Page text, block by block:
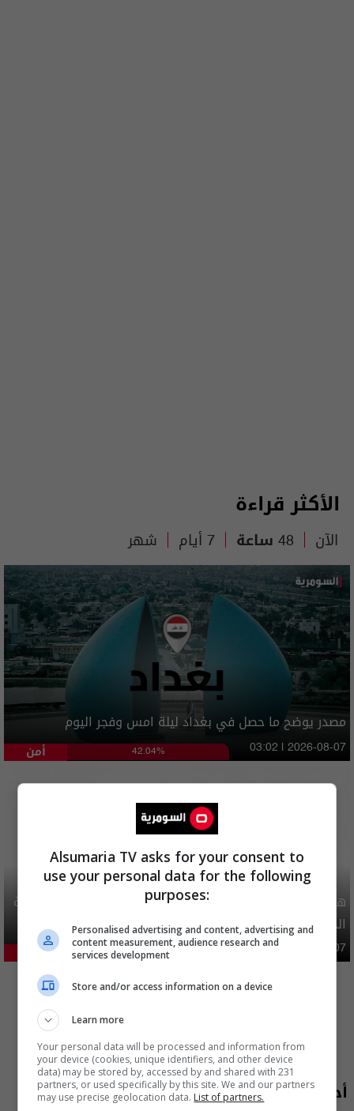
الأكثر قراءة
الآن 48 ساعة 7 أيام شهر
مصدر يوضح ما حصل في بغداد ليلة امس وفجر اليوم
أمن 42.04% 03:02 | 2026-08-07
هيئة الحج تصدر قرارا يخص "لم الشمل" وتعديل استمارة قرعة
الحج
محليات 29.24% 06:40 | 2026-08-07
أحدث الحلقات
Alsumaria TV asks for your consent to
use your personal data for the following
purposes:
Personalised advertising and content, advertising and
content measurement, audience research and
services development
Store and/or access information on a device
Learn more
Your personal data will be processed and information from
your device (cookies, unique identifiers, and other device
data) may be stored by, accessed by and shared with 231
partners, or used specifically by this site. We and our partners
may use precise geolocation data. List of partners.